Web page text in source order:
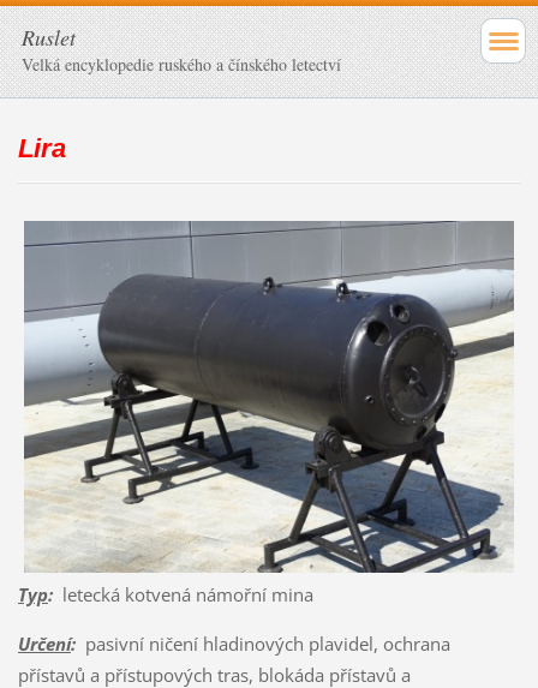
Ruslet
Velká encyklopedie ruského a čínského letectví
Lira
Typ:letecká kotvená námořní mina
Určení:pasivní ničení hladinových plavidel, ochrana
přístavů a přístupových tras, blokáda přístavů a